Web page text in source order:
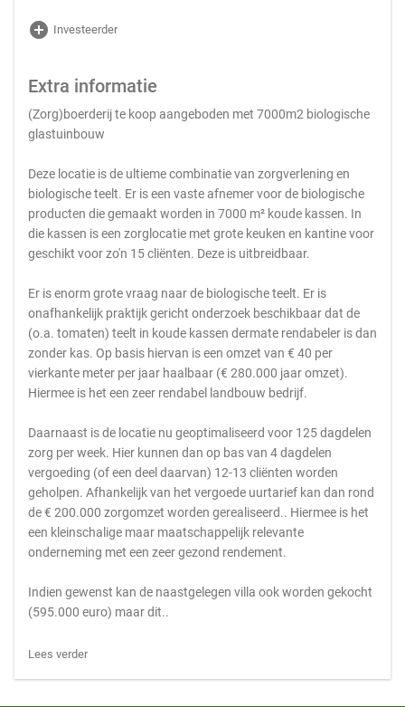
add_circle Investeerder
Extra informatie
(Zorg)boerderij te koop aangeboden met 7000m2 biologische
glastuinbouw
Deze locatie is de ultieme combinatie van zorgverlening en
biologische teelt. Er is een vaste afnemer voor de biologische
producten die gemaakt worden in 7000 m² koude kassen. In
die kassen is een zorglocatie met grote keuken en kantine voor
geschikt voor zo'n 15 cliënten. Deze is uitbreidbaar.
Er is enorm grote vraag naar de biologische teelt. Er is
onafhankelijk praktijk gericht onderzoek beschikbaar dat de
(o.a. tomaten) teelt in koude kassen dermate rendabeler is dan
zonder kas. Op basis hiervan is een omzet van € 40 per
vierkante meter per jaar haalbaar (€ 280.000 jaar omzet).
Hiermee is het een zeer rendabel landbouw bedrijf.
Daarnaast is de locatie nu geoptimaliseerd voor 125 dagdelen
zorg per week. Hier kunnen dan op bas van 4 dagdelen
vergoeding (of een deel daarvan) 12-13 cliënten worden
geholpen. Afhankelijk van het vergoede uurtarief kan dan rond
de € 200.000 zorgomzet worden gerealiseerd.. Hiermee is het
een kleinschalige maar maatschappelijk relevante
onderneming met een zeer gezond rendement.
Indien gewenst kan de naastgelegen villa ook worden gekocht
(595.000 euro) maar dit..
Lees verder